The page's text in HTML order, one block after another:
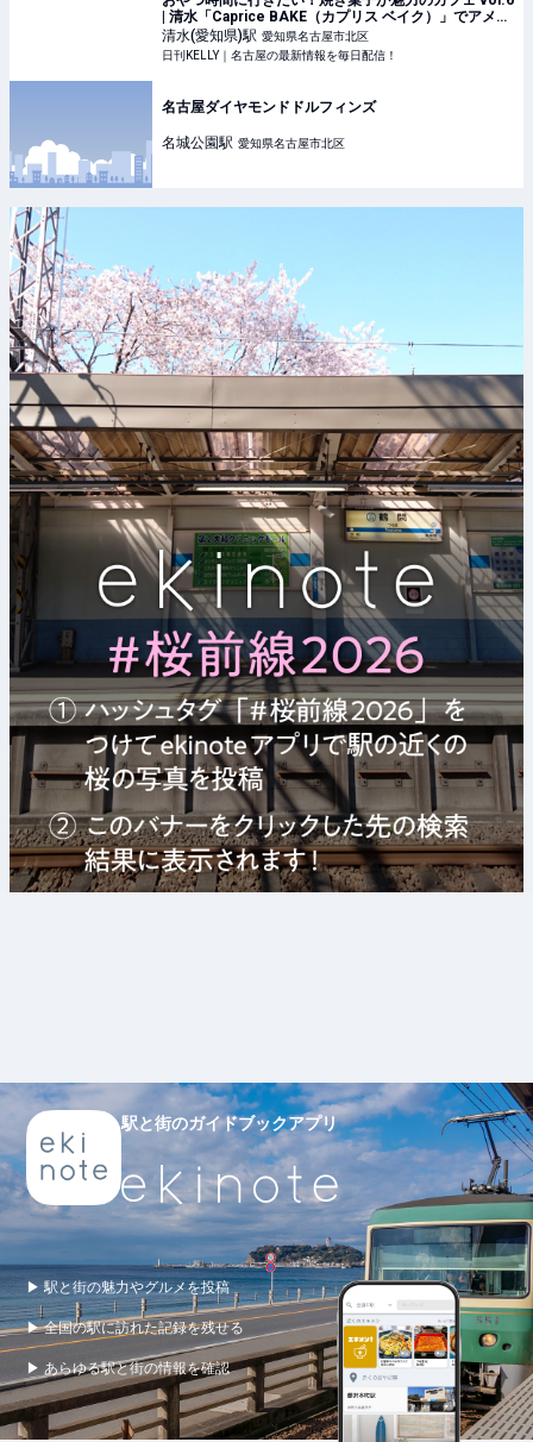
| 清水「Caprice BAKE（カプリス ベイク）」でアメリ
カンマフィンを堪能 | 日刊KELLY｜名古屋の最新情報を
毎日配信！
清水(愛知県)駅 愛知県名古屋市北区
日刊KELLY｜名古屋の最新情報を毎日配信！
名古屋ダイヤモンドドルフィンズ
名城公園駅 愛知県名古屋市北区
駅と街のガイドブックアプリ
▶ 駅と街の魅力やグルメを投稿
▶ 全国の駅に訪れた記録を残せる
▶ あらゆる駅と街の情報を確認